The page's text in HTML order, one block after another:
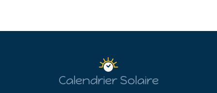
Calendrier Solaire